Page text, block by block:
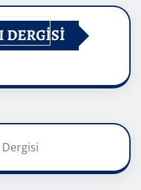
DERGİSİ
Dergisi